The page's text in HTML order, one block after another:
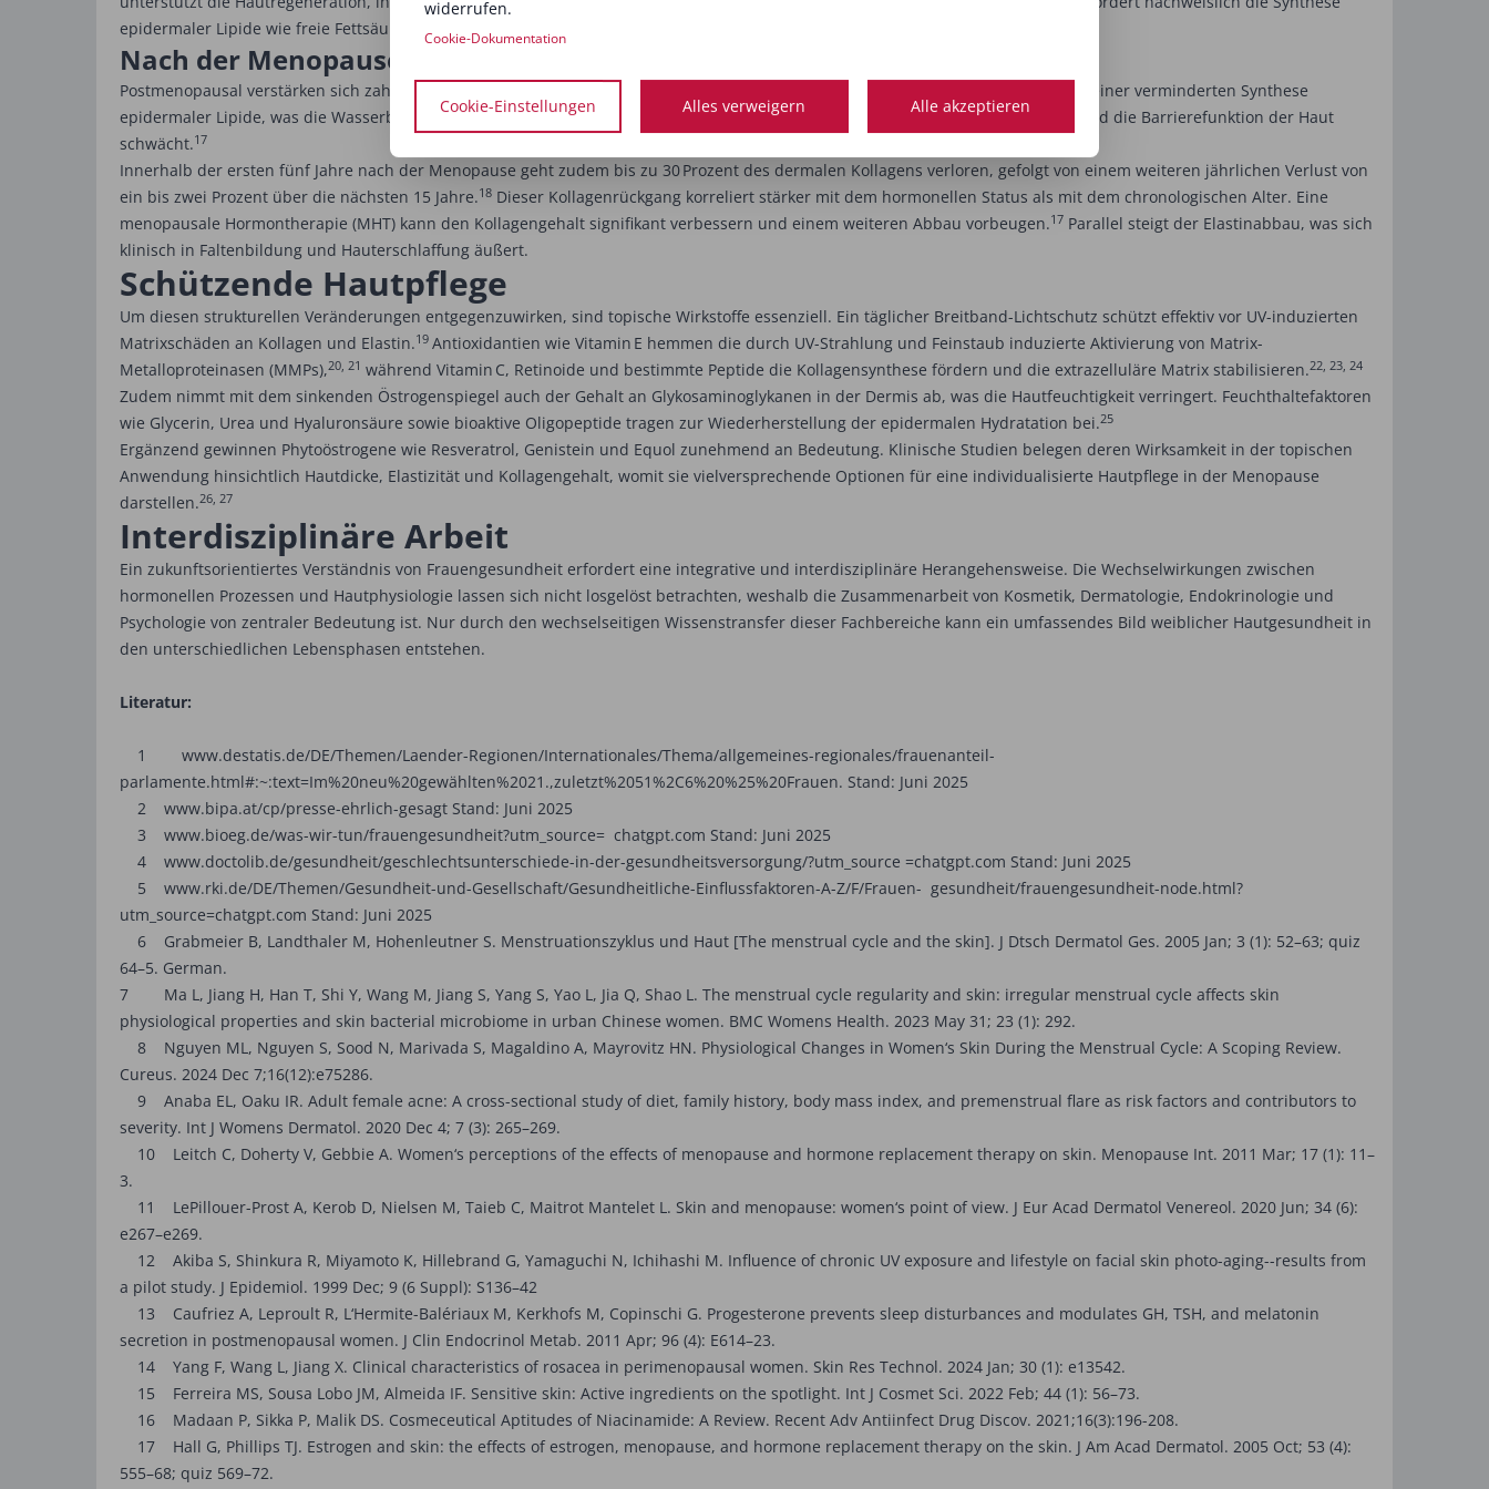
epidermaler Lipide wie freie Fettsäuren, Cholesterol und Ceramide.
Nach der Menopause
Postmenopausal verstärken sich zahlreiche hormonell bedingte Hautveränderungen. Der Rückgang des Estradiolspiegels führt zu einer verminderten Synthese
epidermaler Lipide, was die Wasserbindungskapazität des Stratum corneum senkt, den transepidermalen Wasserverlust erhöht und die Barrierefunktion der Haut
schwächt.17
Innerhalb der ersten fünf Jahre nach der Menopause geht zudem bis zu 30 Prozent des dermalen Kollagens verloren, gefolgt von einem weiteren jährlichen Verlust von
ein bis zwei Prozent über die nächsten 15 Jahre.18 Dieser Kollagenrückgang korreliert stärker mit dem hormonellen Status als mit dem chronologischen Alter. Eine
menopausale Hormontherapie (MHT) kann den Kollagengehalt signifikant verbessern und einem weiteren Abbau vorbeugen.17 Parallel steigt der Elastinabbau, was sich
klinisch in Faltenbildung und Hauterschlaffung äußert.
Schützende Hautpflege
Um diesen strukturellen Veränderungen entgegenzuwirken, sind topische Wirkstoffe essenziell. Ein täglicher Breitband-Lichtschutz schützt effektiv vor UV-induzierten
Matrixschäden an Kollagen und Elastin.19 Antioxidantien wie Vitamin E hemmen die durch UV-Strahlung und Feinstaub induzierte Aktivierung von Matrix-
Metalloproteinasen (MMPs),20, 21 während Vitamin C, Retinoide und bestimmte Peptide die Kollagensynthese fördern und die extrazelluläre Matrix stabilisieren.22, 23, 24
Zudem nimmt mit dem sinkenden Östrogenspiegel auch der Gehalt an Glykosaminoglykanen in der Dermis ab, was die Hautfeuchtigkeit verringert. Feuchthaltefaktoren
wie Glycerin, Urea und Hyaluronsäure sowie bioaktive Oligopeptide tragen zur Wiederherstellung der epidermalen Hydratation bei.25
Ergänzend gewinnen Phytoöstrogene wie Resveratrol, Genistein und Equol zunehmend an Bedeutung. Klinische Studien belegen deren Wirksamkeit in der topischen
Anwendung hinsichtlich Hautdicke, Elastizität und Kollagengehalt, womit sie vielversprechende Optionen für eine indi­vidualisierte Hautpflege in der Menopause
darstellen.26, 27
Interdisziplinäre Arbeit
Ein zukunftsorientiertes Verständnis von Frauengesundheit erfordert eine integrative und interdisziplinäre Herangehensweise. Die Wechselwirkungen zwischen
hormonellen Prozessen und Hautphysiologie lassen sich nicht losgelöst betrachten, weshalb die Zusammenarbeit von Kosmetik, Dermatologie, Endokrinologie und
Psychologie von zentraler Bedeutung ist. Nur durch den wechselseitigen Wissenstransfer dieser Fachbereiche kann ein umfassendes Bild weiblicher Hautgesundheit in
den unterschiedlichen Lebensphasen entstehen.
Literatur:
1 www.destatis.de/DE/Themen/Laender-Regionen/Internationales/Thema/allgemeines-regionales/frauenanteil-
parlamente.html#:~:text=Im%20neu%20gewählten%2021.,zuletzt%2051%2C6%20%25%20Frauen. Stand: Juni 2025
2 www.bipa.at/cp/presse-ehrlich-gesagt Stand: Juni 2025
3 www.bioeg.de/was-wir-tun/frauengesundheit?utm_source= chatgpt.com Stand: Juni 2025
4 www.doctolib.de/gesundheit/ge­schlechts­unterschiede-in-der-ge­sundheitsversorgung/?utm_source =chatgpt.com Stand: Juni 2025
5 www.rki.de/DE/Themen/Gesundheit-und-Gesellschaft/Gesundheitliche-Einflussfaktoren-A-Z/F/Frauen- gesundheit/frauengesundheit-node.html?
utm_source=chatgpt.com Stand: Juni 2025
6 Grabmeier B, Landthaler M, Hohenleutner S. Menstruationszyklus und Haut [The menstrual cycle and the skin]. J Dtsch Dermatol Ges. 2005 Jan; 3 (1): 52–63; quiz
64–5. German.
7 Ma L, Jiang H, Han T, Shi Y, Wang M, Jiang S, Yang S, Yao L, Jia Q, Shao L. The menstrual cycle regularity and skin: irregular menstrual cycle affects skin
physiological properties and skin bacterial microbiome in urban Chinese women. BMC Womens Health. 2023 May 31; 23 (1): 292.
8 Nguyen ML, Nguyen S, Sood N, Marivada S, Magaldino A, Mayrovitz HN. Physiological Changes in Women‘s Skin During the Menstrual Cycle: A Scoping Review.
Cureus. 2024 Dec 7;16(12):e75286.
9 Anaba EL, Oaku IR. Adult female acne: A cross-sectional study of diet, family history, body mass index, and premenstrual flare as risk factors and contributors to
severity. Int J Womens Dermatol. 2020 Dec 4; 7 (3): 265–269.
10 Leitch C, Doherty V, Gebbie A. Women‘s perceptions of the effects of menopause and hormone replacement therapy on skin. Menopause Int. 2011 Mar; 17 (1): 11–
3.
11 LePillouer-Prost A, Kerob D, Nielsen M, Taieb C, Maitrot Mantelet L. Skin and menopause: women‘s point of view. J Eur Acad Dermatol Venereol. 2020 Jun; 34 (6):
e267–e269.
12 Akiba S, Shinkura R, Miyamoto K, Hillebrand G, Yamaguchi N, Ichihashi M. Influence of chronic UV exposure and lifestyle on facial skin photo-aging--results from
a pilot study. J Epidemiol. 1999 Dec; 9 (6 Suppl): S136–42
13 Caufriez A, Leproult R, L‘Hermite-Balériaux M, Kerkhofs M, Copinschi G. Progesterone prevents sleep disturbances and modulates GH, TSH, and melatonin
secretion in postmenopausal women. J Clin Endocrinol Metab. 2011 Apr; 96 (4): E614–23.
14 Yang F, Wang L, Jiang X. Clinical characteristics of rosacea in perimenopausal women. Skin Res Technol. 2024 Jan; 30 (1): e13542.
15 Ferreira MS, Sousa Lobo JM, Almeida IF. Sensitive skin: Active ingredients on the spotlight. Int J Cosmet Sci. 2022 Feb; 44 (1): 56–73.
16 Madaan P, Sikka P, Malik DS. Cosmeceutical Aptitudes of Niacinamide: A Review. Recent Adv Antiinfect Drug Discov. 2021;16(3):196-208.
17 Hall G, Phillips TJ. Estrogen and skin: the effects of estrogen, menopause, and hormone replacement therapy on the skin. J Am Acad Dermatol. 2005 Oct; 53 (4):
555–68; quiz 569–72.
widerrufen.
Cookie-Dokumentation
Cookie-Einstellungen Alles verweigern Alle akzeptieren